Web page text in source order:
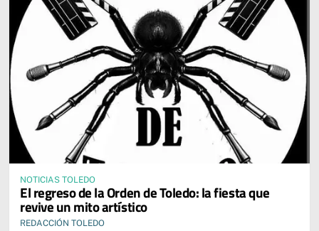
NOTICIAS TOLEDO
El regreso de la Orden de Toledo: la fiesta que
revive un mito artístico
REDACCIÓN TOLEDO